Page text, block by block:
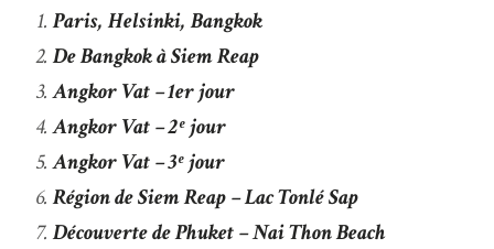
Paris, Helsinki, Bangkok
De Bangkok à Siem Reap
Angkor Vat – 1er jour
Angkor Vat – 2ᵉ jour
Angkor Vat – 3ᵉ jour
Région de Siem Reap – Lac Tonlé Sap
Découverte de Phuket – Nai Thon Beach